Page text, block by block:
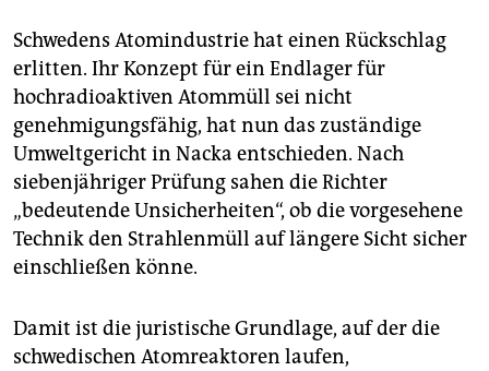
unterstützen
abo
genossenschaft
epaper login
Schwedens Atomindustrie hat einen Rückschlag
erlitten. Ihr Konzept für ein Endlager für
hochradioaktiven Atommüll sei nicht
genehmigungsfähig, hat nun das zuständige
Umweltgericht in Nacka entschieden. Nach
siebenjähriger Prüfung sahen die Richter
„bedeutende Unsicherheiten“, ob die vorgesehene
Technik den Strahlenmüll auf längere Sicht sicher
einschließen könne.
Damit ist die juristische Grundlage, auf der die
schwedischen Atomreaktoren laufen,